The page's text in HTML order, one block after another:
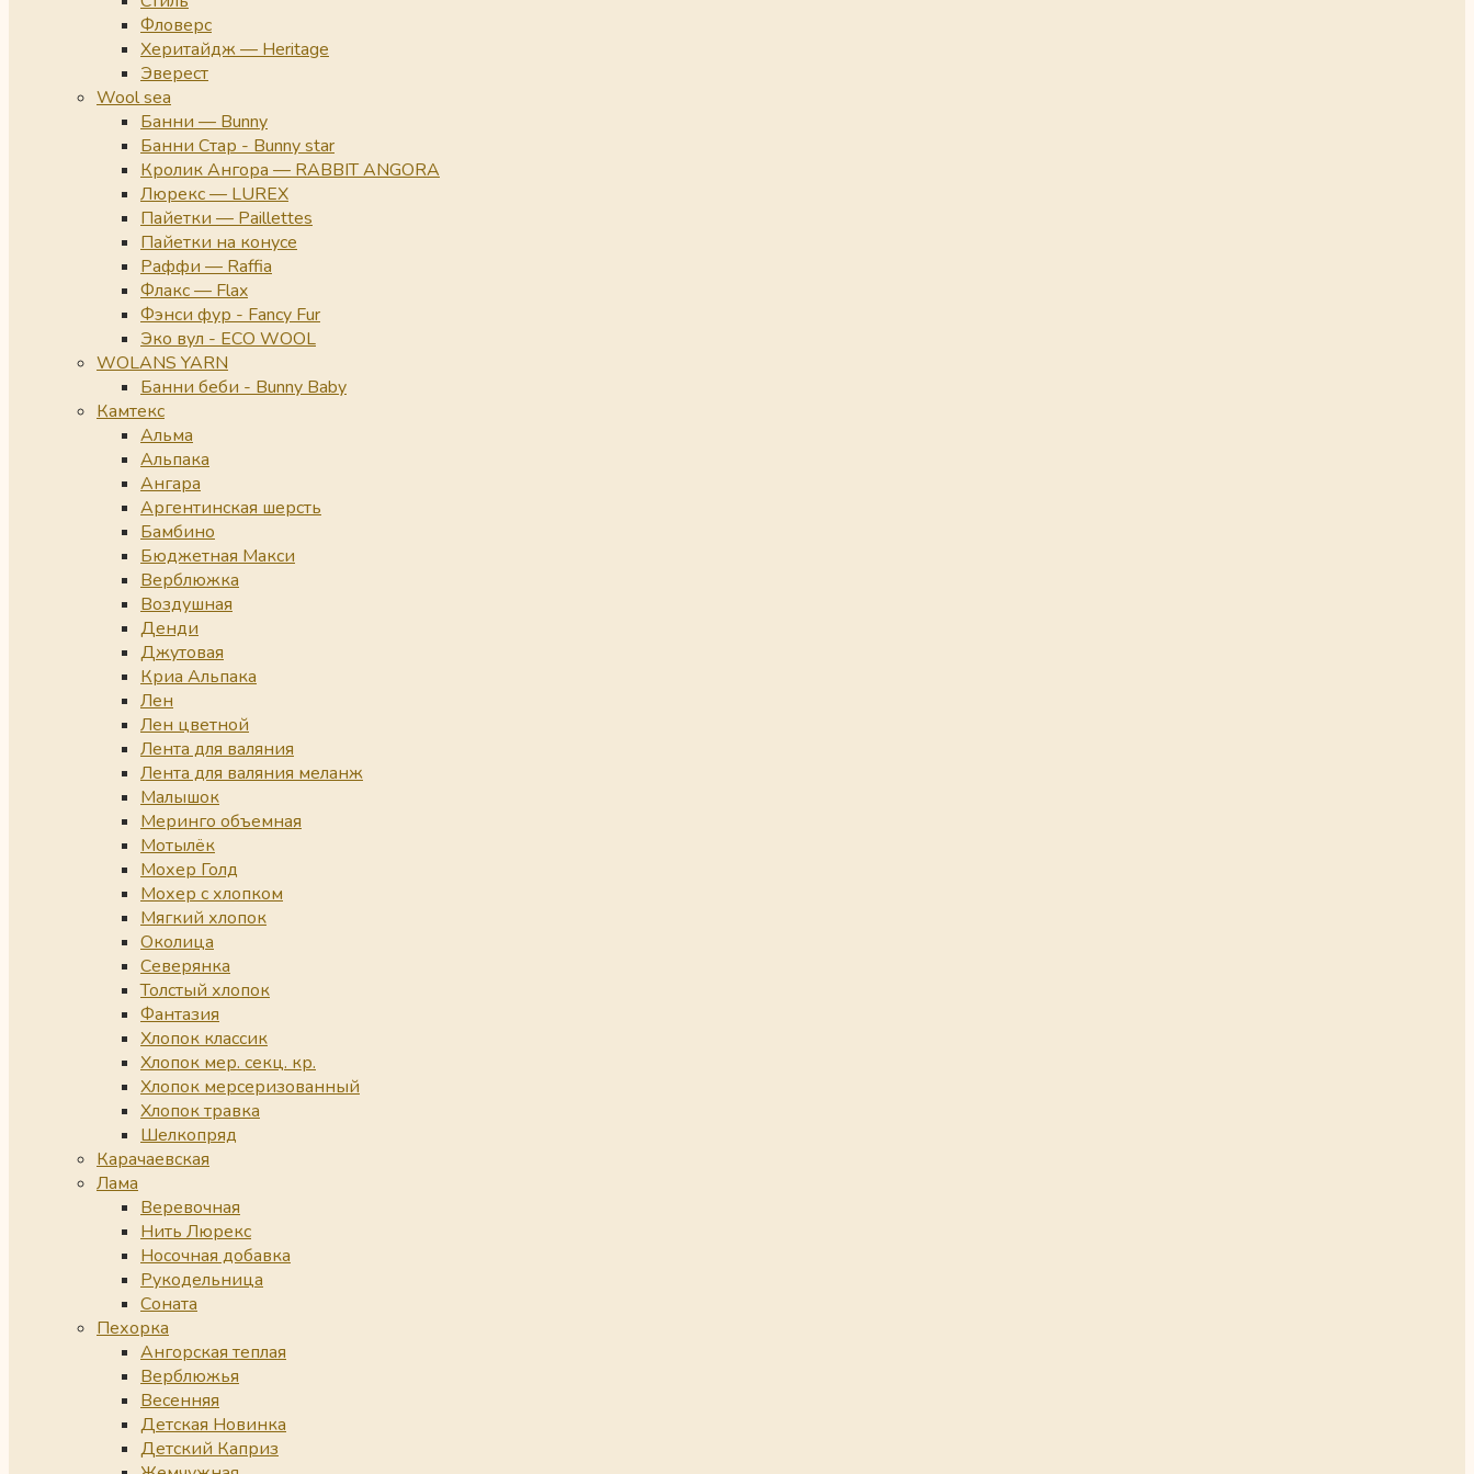
Фловерс
Херитайдж — Heritage
Эверест
Wool sea
Банни — Bunny
Банни Стар - Bunny star
Кролик Ангора — RABBIT ANGORA
Люрекс — LUREX
Пайетки — Paillettes
Пайетки на конусе
Раффи — Raffia
Флакс — Flax
Фэнси фур - Fancy Fur
Эко вул - ECO WOOL
WOLANS YARN
Банни беби - Bunny Baby
Камтекс
Альма
Альпака
Ангара
Аргентинская шерсть
Бамбино
Бюджетная Макси
Верблюжка
Воздушная
Денди
Джутовая
Криа Альпака
Лен
Лен цветной
Лента для валяния
Лента для валяния меланж
Малышок
Меринго объемная
Мотылёк
Мохер Голд
Мохер с хлопком
Мягкий хлопок
Околица
Северянка
Толстый хлопок
Фантазия
Хлопок классик
Хлопок мер. секц. кр.
Хлопок мерсеризованный
Хлопок травка
Шелкопряд
Карачаевская
Лама
Веревочная
Нить Люрекс
Носочная добавка
Рукодельница
Соната
Пехорка
Ангорская теплая
Верблюжья
Весенняя
Детская Новинка
Детский Каприз